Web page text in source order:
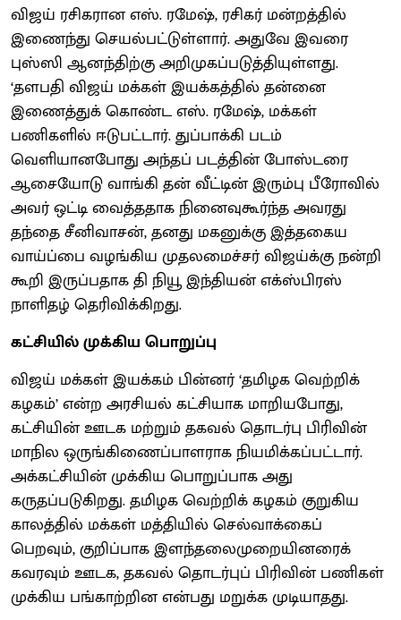
விஜய் ரசிகரான எஸ். ரமேஷ், ரசிகர் மன்றத்தில்
இணைந்து செயல்பட்டுள்ளார். அதுவே இவரை
புஸ்ஸி ஆனந்திற்கு அறிமுகப்படுத்தியுள்ளது.
‘தளபதி விஜய் மக்கள் இயக்கத்தில் தன்னை
இணைத்துக் கொண்ட எஸ். ரமேஷ், மக்கள்
பணிகளில் ஈடுபட்டார். துப்பாக்கி படம்
வெளியானபோது அந்தப் படத்தின் போஸ்டரை
ஆசையோடு வாங்கி தன் வீட்டின் இரும்பு பீரோவில்
அவர் ஒட்டி வைத்ததாக நினைவுகூர்ந்த அவரது
தந்தை சீனிவாசன், தனது மகனுக்கு இத்தகைய
வாய்ப்பை வழங்கிய முதலமைச்சர் விஜய்க்கு நன்றி
கூறி இருப்பதாக தி நியூ இந்தியன் எக்ஸ்பிரஸ்
நாளிதழ் தெரிவிக்கிறது.
கட்சியில் முக்கிய பொறுப்பு
விஜய் மக்கள் இயக்கம் பின்னர் ‘தமிழக வெற்றிக்
கழகம்’ என்ற அரசியல் கட்சியாக மாறியபோது,
கட்சியின் ஊடக மற்றும் தகவல் தொடர்பு பிரிவின்
மாநில ஒருங்கிணைப்பாளராக நியமிக்கப்பட்டார்.
அக்கட்சியின் முக்கிய பொறுப்பாக அது
கருதப்படுகிறது. தமிழக வெற்றிக் கழகம் குறுகிய
காலத்தில் மக்கள் மத்தியில் செல்வாக்கைப்
பெறவும், குறிப்பாக இளந்தலைமுறையினரைக்
கவரவும் ஊடக, தகவல் தொடர்புப் பிரிவின் பணிகள்
முக்கிய பங்காற்றின என்பது மறுக்க முடியாதது.